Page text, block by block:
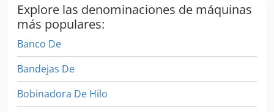
Explore las denominaciones de máquinas
más populares:
Banco De
Bandejas De
Bobinadora De Hilo